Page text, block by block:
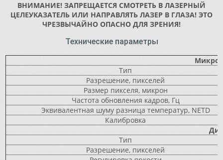
ВНИМАНИЕ! ЗАПРЕЩАЕТСЯ СМОТРЕТЬ В ЛАЗЕРНЫЙ
ЦЕЛЕУКАЗАТЕЛЬ ИЛИ НАПРАВЛЯТЬ ЛАЗЕР В ГЛАЗА! ЭТО
ЧРЕЗВЫЧАЙНО ОПАСНО ДЛЯ ЗРЕНИЯ!
Технические параметры
Тип
Разрешение, пикселей
Размер пикселя, микрон
Частота обновления кадров, Гц
Эквивалентная шуму разница температур, NETD
Калибровка
Тип
Разрешение, пикселей